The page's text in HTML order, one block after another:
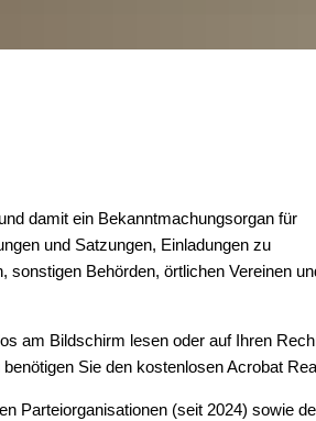
damit ein Bekanntmachungsorgan für
und Satzungen, Einladungen zu
Behörden, örtlichen Vereinen
am Bildschirm lesen oder auf Ihren
Sie den kostenlosen Acrobat
Parteiorganisationen (seit 2024) sowie